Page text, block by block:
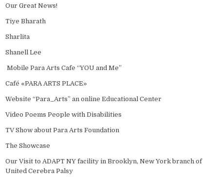
Our Great News!
Tiye Bharath
Sharlita
Shanell Lee
Mobile Para Arts Cafe “YOU and Me”
Café «PARA ARTS PLACE»
Website “Para_Arts” an online Educational Center
Video Poems People with Disabilities
TV Show about Para Arts Foundation
The Showcase
Our Visit to ADAPT NY facility in Brooklyn, New York branch of
United Cerebra Palsy